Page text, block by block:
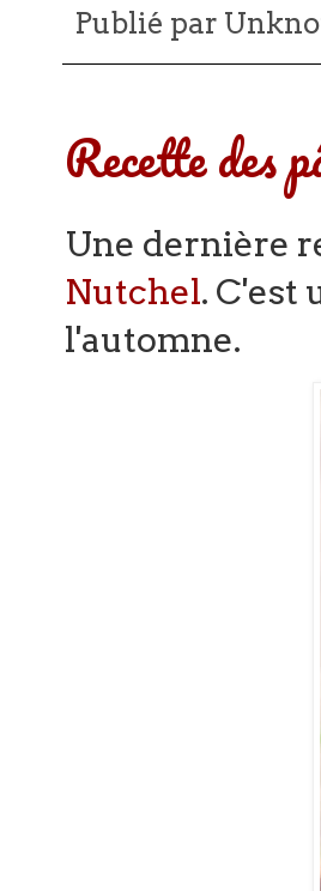
Publié par
Recette des
Une dernière
Nutchel. C'est
l'automne.